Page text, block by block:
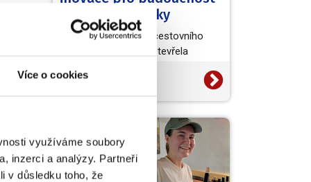
Více o cookies
využíváme soubory
inzerci a analýzy. Partneři
v důsledku toho, že
m
-
vinařské turistiky
Světová organizace cestovního
ruchu (UN Tourism) otevřela
Tourism Innovation Challenge,…
20. 7. 2026